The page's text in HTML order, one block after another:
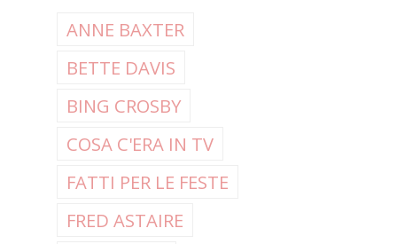
ANNE BAXTER
BETTE DAVIS
BING CROSBY
COSA C'ERA IN TV
FATTI PER LE FESTE
FRED ASTAIRE